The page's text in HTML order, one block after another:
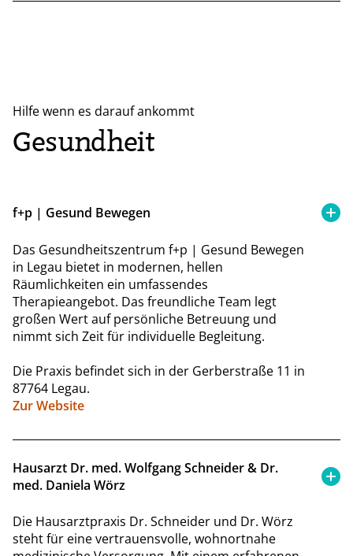
Hilfe wenn es darauf ankommt
Gesundheit
f+p | Gesund Bewegen
Das Gesundheitszentrum f+p | Gesund Bewegen
in Legau bietet in modernen, hellen
Räumlichkeiten ein umfassendes
Therapieangebot. Das freundliche Team legt
großen Wert auf persönliche Betreuung und
nimmt sich Zeit für individuelle Begleitung.
Die Praxis befindet sich in der Gerberstraße 11 in
87764 Legau.
Zur Website
Hausarzt Dr. med. Wolfgang Schneider & Dr.
med. Daniela Wörz
Die Hausarztpraxis Dr. Schneider und Dr. Wörz
steht für eine vertrauensvolle, wohnortnahe